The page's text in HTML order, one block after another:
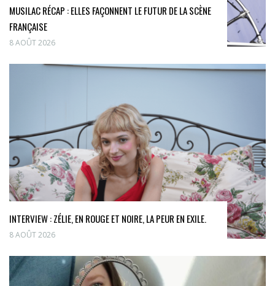
MUSILAC RÉCAP : ELLES FAÇONNENT LE FUTUR DE LA SCÈNE
FRANÇAISE
8 AOÛT 2026
INTERVIEW : ZÉLIE, EN ROUGE ET NOIRE, LA PEUR EN EXILE.
8 AOÛT 2026